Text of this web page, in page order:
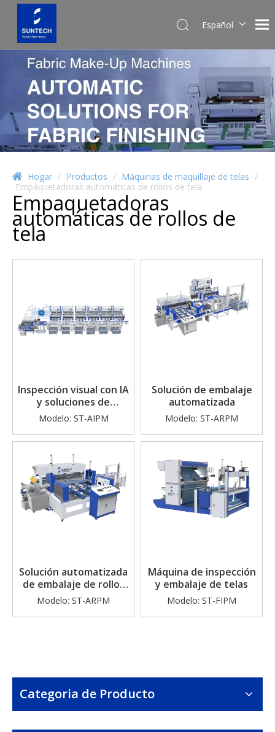
Español
Hogar / Productos / Máquinas de maquillaje de telas /
Empaquetadoras automáticas de rollos de tela
Empaquetadoras
automáticas de rollos de
tela
Inspección visual con IA
y soluciones de
embalaje
Modelo: ST-AIPM
Solución de embalaje
automatizada
Modelo: ST-ARPM
Solución automatizada
de embalaje de rollos
de tela (modelo
Modelo: ST-ARPM
Máquina de inspección
y embalaje de telas
Modelo: ST-FIPM
Categoria de Producto